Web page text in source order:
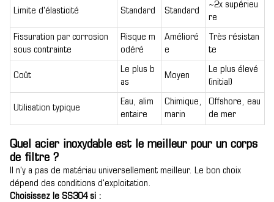
Limite d'élasticité Standard Standard
~2x supérieu
re
Fissuration par corrosion
sous contrainte
Risque m
odéré
Amélioré
e
Très résistan
te
Coût
Le plus b
as
Moyen
Le plus élevé
(initial)
Utilisation typique
Eau, alim
entaire
Chimique,
marin
Offshore, eau
de mer
Quel acier inoxydable est le meilleur pour un corps
de filtre ?
Il n'y a pas de matériau universellement meilleur. Le bon choix
dépend des conditions d'exploitation.
Choisissez le SS304 si :